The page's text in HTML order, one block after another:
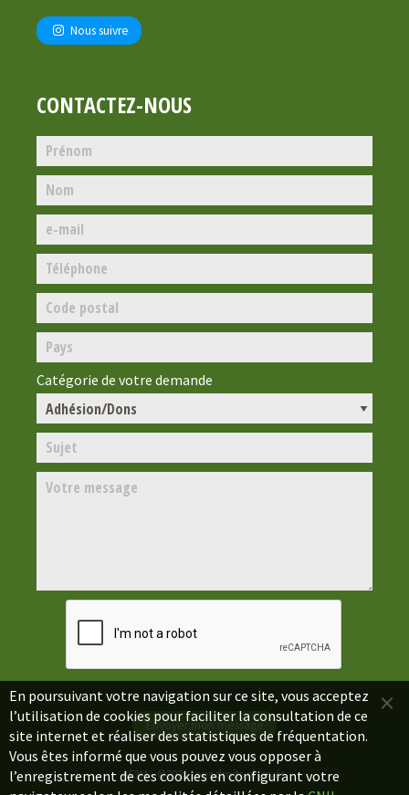
Nous suivre
CONTACTEZ-NOUS
Catégorie de votre demande
AF3M - ©2021 tous droits réservés.
×
En poursuivant votre navigation sur ce site, vous acceptez
l’utilisation de cookies pour faciliter la consultation de ce
site internet et réaliser des statistiques de fréquentation.
Vous êtes informé que vous pouvez vous opposer à
l’enregistrement de ces cookies en configurant votre